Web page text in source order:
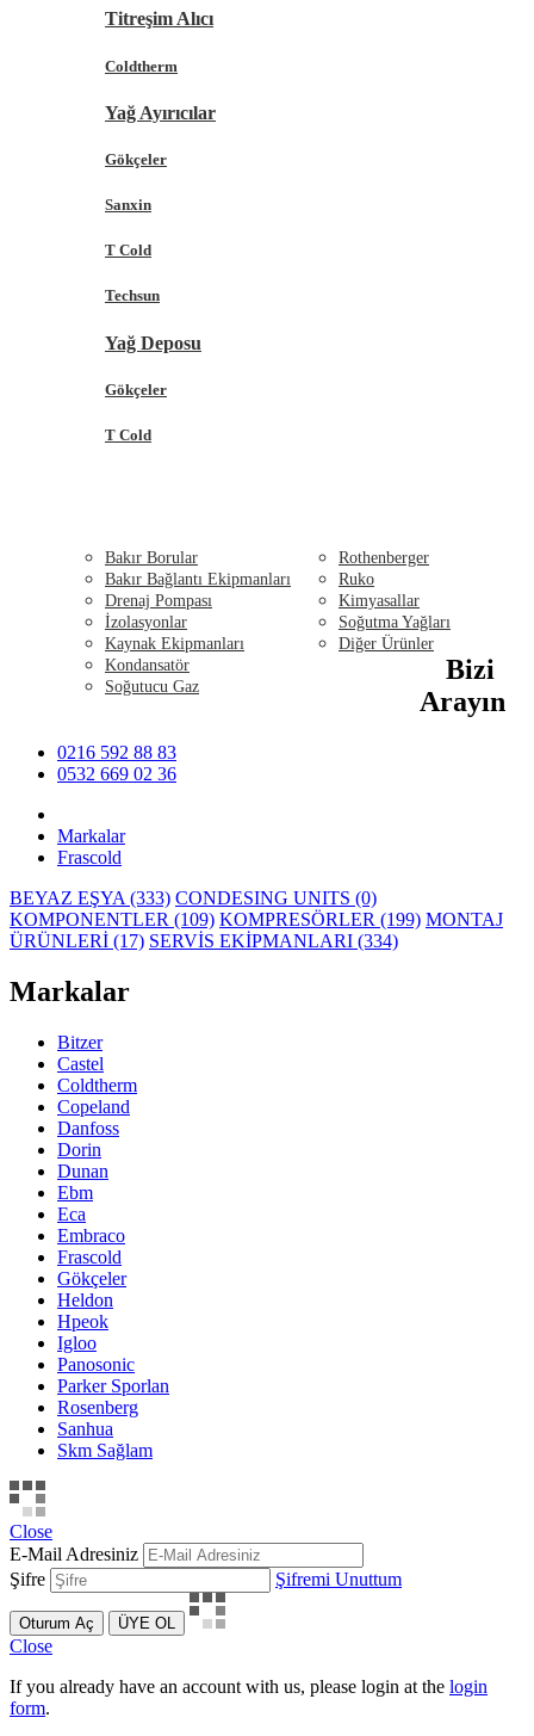
Titreşim Alıcı
Coldtherm
Yağ Ayırıcılar
Gökçeler
Sanxin
T Cold
Techsun
Yağ Deposu
Gökçeler
T Cold
Bakır Borular
Bakır Bağlantı Ekipmanları
Drenaj Pompası
İzolasyonlar
Kaynak Ekipmanları
Kondansatör
Soğutucu Gaz
Rothenberger
Ruko
Kimyasallar
Soğutma Yağları
Diğer Ürünler
Bizi
Arayın
0216 592 88 83
0532 669 02 36
Markalar
Frascold
BEYAZ EŞYA (333) CONDESING UNITS (0)
KOMPONENTLER (109) KOMPRESÖRLER (199) MONTAJ
ÜRÜNLERİ (17) SERVİS EKİPMANLARI (334)
Markalar
Bitzer
Castel
Coldtherm
Copeland
Danfoss
Dorin
Dunan
Ebm
Eca
Embraco
Frascold
Gökçeler
Heldon
Hpeok
Igloo
Panosonic
Parker Sporlan
Rosenberg
Sanhua
Skm Sağlam
Close
E-Mail Adresiniz
Şifre
Şifremi Unuttum
Oturum Aç ÜYE OL
Close
If you already have an account with us, please login at the login
form.